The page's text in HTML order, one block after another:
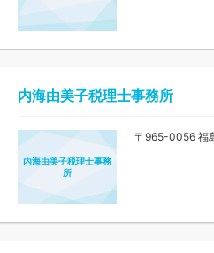
内海由美子税理士事務所
内海由美子税理士事務
所
〒965-0056 福